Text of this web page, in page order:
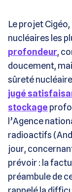
Le projet
nucléaires les
profondeur,
doucement,
sûreté
jugé
stockage
l’Agence
radioactifs
jour,
prévoir : la
préambule de